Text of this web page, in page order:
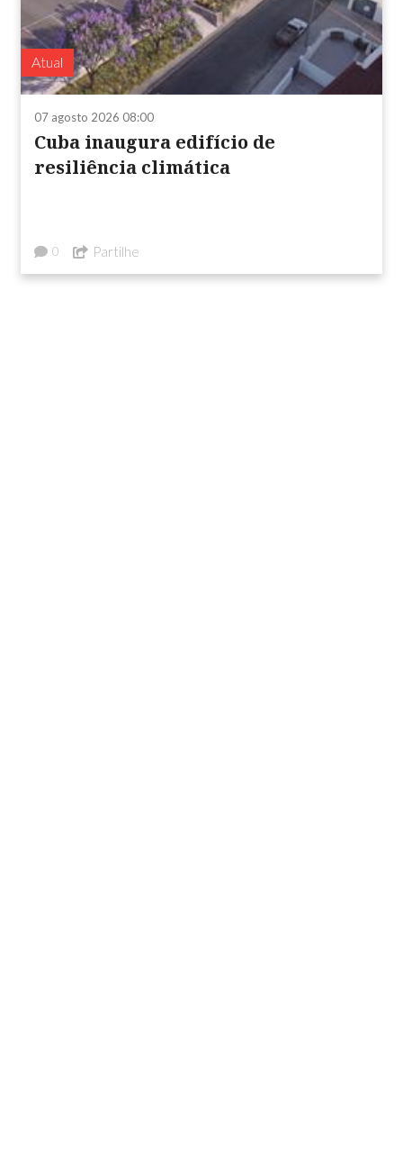
Atual
07 agosto 2026 08:00
Cuba inaugura edifício de
resiliência climática
0 Partilhe